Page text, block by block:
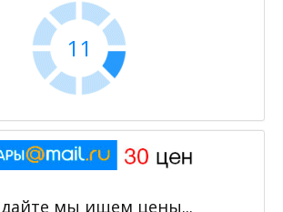
11
мы ищем цены...